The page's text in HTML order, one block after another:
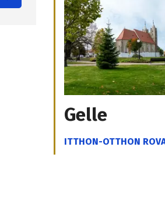
Gelle
ITTHON-OTTHON